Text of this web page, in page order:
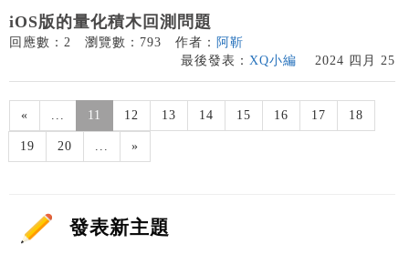
iOS版的量化積木回測問題
回應數：2 瀏覽數：793 作者： 阿靳
最後發表： XQ小編 2024 四月 25
« ... 11 12 13 14 15 16 17 18
19 20 ... »
發表新主題